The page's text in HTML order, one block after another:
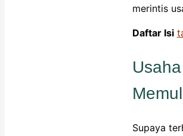
merintis
Daftar Isi
Supaya